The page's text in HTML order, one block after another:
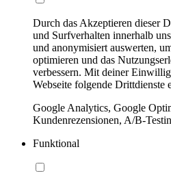
Durch das Akzeptieren dieser
und Surfverhalten innerhalb
und anonymisiert auswerten,
optimieren und das
verbessern. Mit deiner
Webseite folgende Drittdienste
Google Analytics, Google
Kundenrezensionen, A/B-
Funktional